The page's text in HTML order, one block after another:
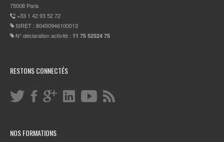
75008 Paris
+33 1 42 93 52 72
SIRET : 80450946100013
N° déclaration activité : 11 75 52524 75
RESTONS CONNECTÉS
NOS FORMATIONS